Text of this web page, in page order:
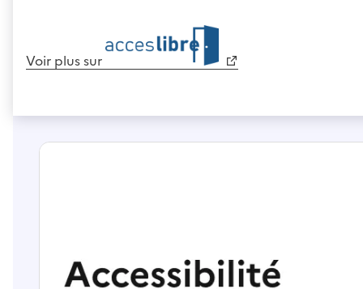
Voir plus sur